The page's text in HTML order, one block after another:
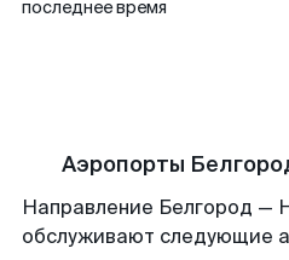
последнее время
Аэропорты
Направление Белгород —
обслуживают следующие